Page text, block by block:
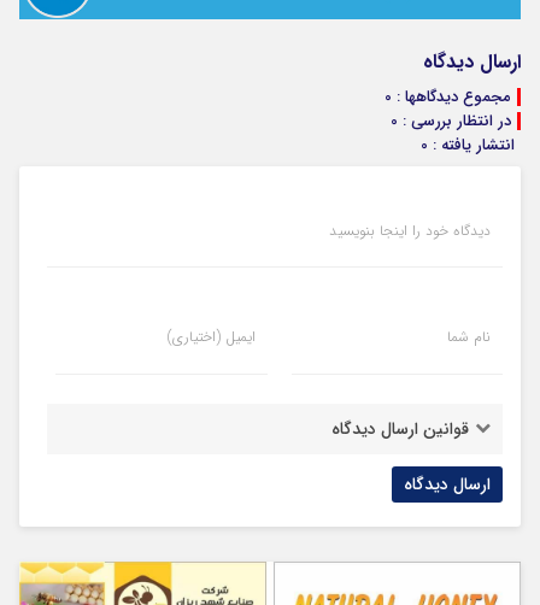
ارسال دیدگاه
مجموع دیدگاهها : 0
در انتظار بررسی : 0
انتشار یافته : 0
دیدگاه خود را اینجا بنویسید
نام شما ایمیل (اختیاری)
قوانین ارسال دیدگاه